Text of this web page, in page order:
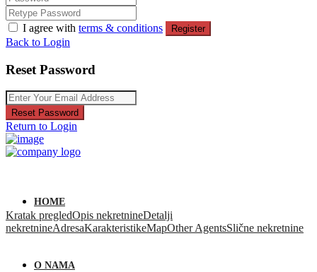
I agree with terms & conditions Register
Back to Login
Reset Password
Reset Password
Return to Login
HOME
O NAMA
Kratak pregledOpis nekretnineDetalji
nekretnineAdresaKarakteristikeMapOther AgentsSlične nekretnine